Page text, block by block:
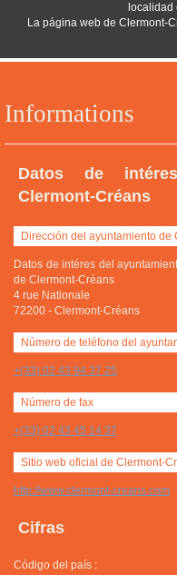
Informations
Datos de
Clermont-Créans
Dirección del ayuntamiento de
Datos de intéres del
de Clermont-Créans
4 rue Nationale
72200 - Clermont-Créans
Número de teléfono del
+(33) 02 43 94 37 25
Número de fax
+(33) 02 43 45 14 37
Sitio web oficial de Clermont-
http://www.clermont-creans.com
Cifras
Código del país :
localidad
La página web de Clermont-